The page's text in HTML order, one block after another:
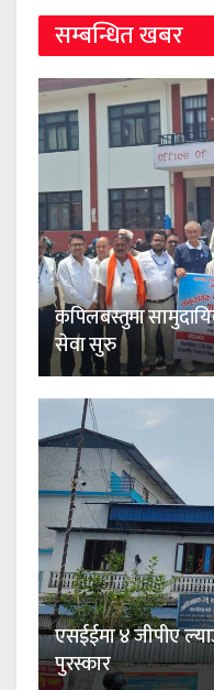
सम्बन्धित खबर
कपिलबस्तुमा
सेवा सुरु
एसईईमा ४ जीपीए
पुरस्कार